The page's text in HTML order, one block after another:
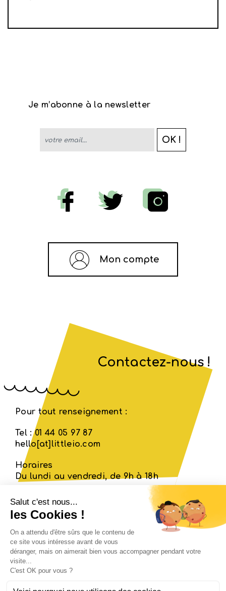
Je m’abonne à la newsletter
votre email... OK !
Les ateliers
Mon compte
Contactez-nous !
Pour tout renseignement :
Tel : 01 44 05 97 87
hello[at]littleio.com
Horaires
Du lundi au vendredi, de 9h à 18h